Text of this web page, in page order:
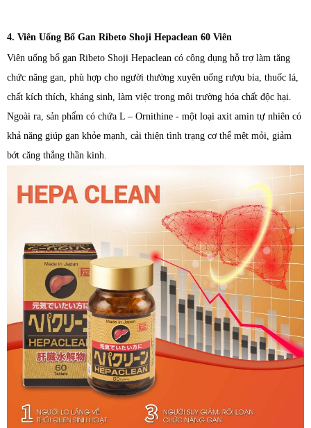
4. Viên Uống Bổ Gan Ribeto Shoji Hepaclean 60 Viên
Viên uống bổ gan Ribeto Shoji Hepaclean có công dụng hỗ trợ làm tăng
chức năng gan, phù hợp cho người thường xuyên uống rượu bia, thuốc lá,
chất kích thích, kháng sinh, làm việc trong môi trường hóa chất độc hại.
Ngoài ra, sản phẩm có chứa L – Ornithine - một loại axit amin tự nhiên có
khả năng giúp gan khỏe mạnh, cải thiện tình trạng cơ thể mệt mỏi, giảm
bớt căng thẳng thần kinh.